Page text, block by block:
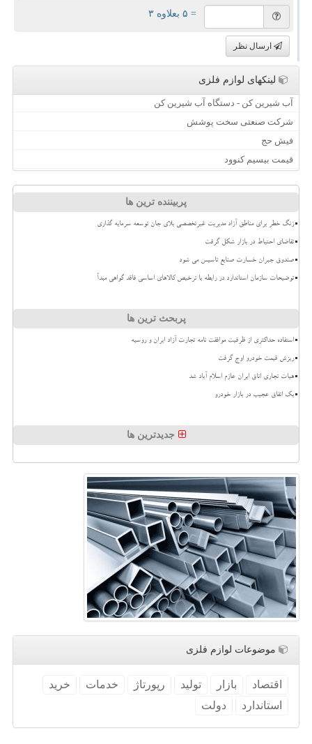
= ۵ بعلاوه ۳
ارسال نظر
لینکهای لوازم فلزی
آب شیرین کن - دستگاه آب شیرین کن
شرکت صنعتی سخت پوشش
فیش حج
قیمت بیسیم کنوود
پربیننده ترین ها
زنگ خطر برای مناطق آزاد مدیریت غیرتخصصی بلای جان توسعه سرمایه گذاری
تقاضای احتیاط در بازار شکل گرفت
صندوق جبران خسارت صنایع تاسیس می شود
توضیحات سازمان استاندارد در رابطه با ترخیص کالاهای اساسی فاقد گواهی مبدأ
پربحث ترین ها
استفاده حداکثری از ظرفیت موافقت نامه تجارت آزاد ایران و روسیه
ریزش قیمت خودرو اوج گرفت
هیات تجاری اتاق ایران عازم اسلام آباد شد
بک اتفاق عجیب در بازار خودرو
جدیدترین ها
موضوعات لوازم فلزی
اقتصاد بازار تولید رپورتاژ خدمات
خرید
استاندارد
دولت